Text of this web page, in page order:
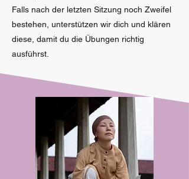
Falls nach der letzten Sitzung noch Zweifel
bestehen, unterstützen wir dich und klären
diese, damit du die Übungen richtig
ausführst.